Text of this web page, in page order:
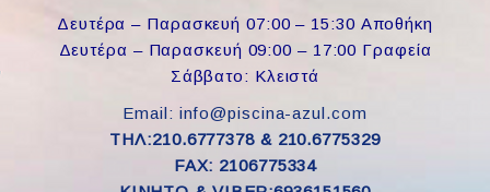
Δευτέρα – Παρασκευή 07:00 – 15:30 Αποθήκη
Δευτέρα – Παρασκευή 09:00 – 17:00 Γραφεία
Σάββατο: Κλειστά
Email: info@piscina-azul.com
ΤΗΛ:210.6777378 & 210.6775329
FAX: 2106775334